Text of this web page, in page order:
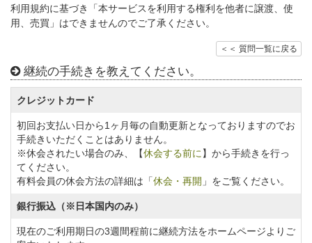
利用規約に基づき「本サービスを利用する権利を他者に譲渡、使
用、売買」はできませんのでご了承ください。
＜＜ 質問一覧に戻る
継続の手続きを教えてください。
クレジットカード
初回お支払い日から1ヶ月毎の自動更新となっておりますのでお
手続きいただくことはありません。
※休会されたい場合のみ、【休会する前に 】から手続きを行っ
てください。
有料会員の休会方法の詳細は「休会・再開 」をご覧ください。
銀行振込（※日本国内のみ）
現在のご利用期日の3週間程前に継続方法をホームページよりご